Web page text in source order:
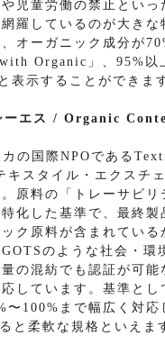
児童労働の禁止といっ
羅しているのが大きな
オーガニック成分が
Organic」、95%以
表示することができま
ーエス / Organic
カの国際NPOである
キスタイル・エクスチ
原料の「トレーサビリ
化した基準で、最終製
ク原料が含まれている
のような社会・環
の混紡でも認証が可能
しています。基準とし
〜100%まで幅広く対応
と柔軟な規格といえま